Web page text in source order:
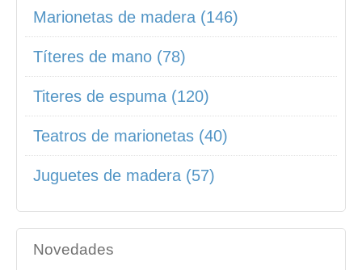
Marionetas de madera (146)
Títeres de mano (78)
Titeres de espuma (120)
Teatros de marionetas (40)
Juguetes de madera (57)
Novedades